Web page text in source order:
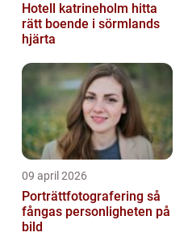
Hotell katrineholm hitta
rätt boende i sörmlands
hjärta
09 april 2026
Porträttfotografering så
fångas personligheten på
bild